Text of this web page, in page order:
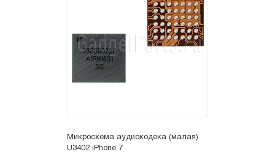
Микросхема аудиокодека (малая)
U3402 iPhone 7